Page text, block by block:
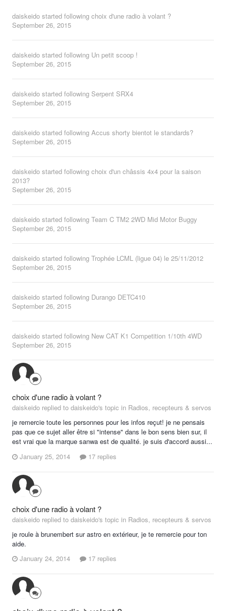
daiskeido started following choix d'une radio à volant ?
September 26, 2015
daiskeido started following Un petit scoop !
September 26, 2015
daiskeido started following Serpent SRX4
September 26, 2015
daiskeido started following Accus shorty bientot le standards?
September 26, 2015
daiskeido started following choix d'un châssis 4x4 pour la saison
2013?
September 26, 2015
daiskeido started following Team C TM2 2WD Mid Motor Buggy
September 26, 2015
daiskeido started following Trophée LCML (ligue 04) le 25/11/2012
September 26, 2015
daiskeido started following Durango DETC410
September 26, 2015
daiskeido started following New CAT K1 Competition 1/10th 4WD
September 26, 2015
choix d'une radio à volant ?
daiskeido replied to daiskeido's topic in Radios, recepteurs & servos
je remercie toute les personnes pour les infos reçut! je ne pensais
pas que ce sujet aller être si "intense" dans le bon sens bien sur, il
est vrai que la marque sanwa est de qualité. je suis d'accord aussi...
January 25, 2014
17 replies
choix d'une radio à volant ?
daiskeido replied to daiskeido's topic in Radios, recepteurs & servos
je roule à brunembert sur astro en extérieur, je te remercie pour ton
aide.
January 24, 2014
17 replies